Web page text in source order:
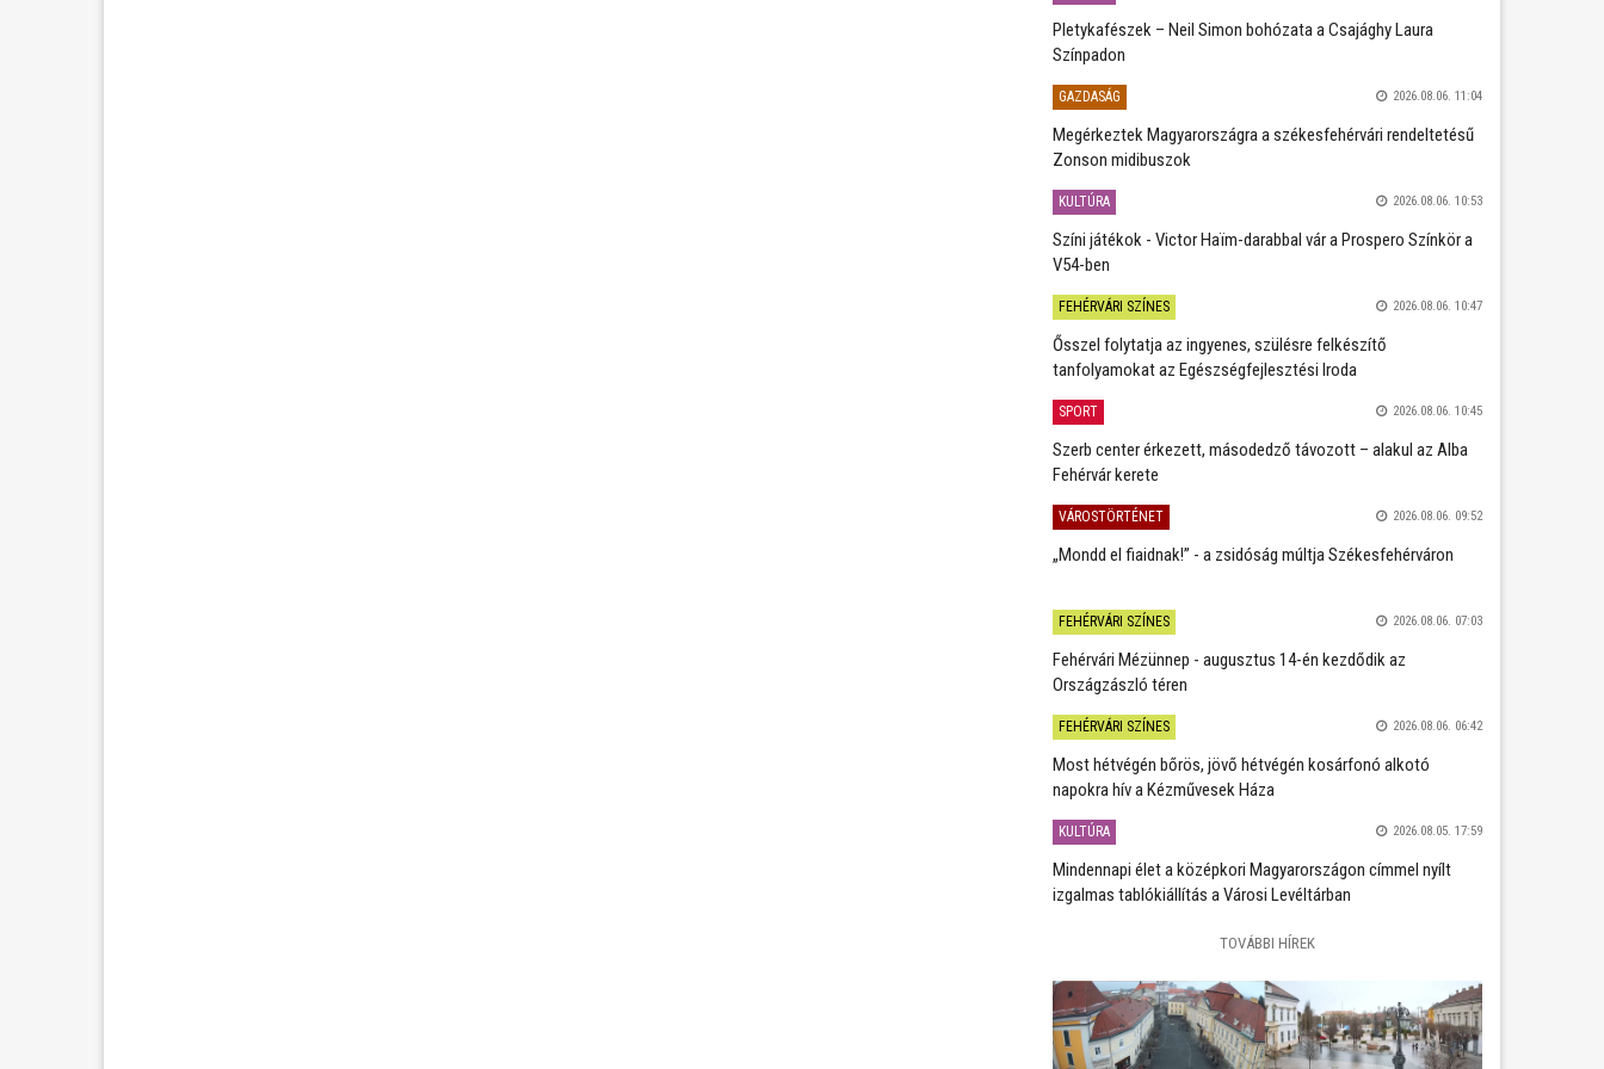
Pletykafészek – Neil Simon bohózata a Csajághy Laura
Színpadon
GAZDASÁG 2026.08.06. 11:04
Megérkeztek Magyarországra a székesfehérvári rendeltetésű
Zonson midibuszok
KULTÚRA 2026.08.06. 10:53
Színi játékok - Victor Haïm-darabbal vár a Prospero Színkör a
V54-ben
FEHÉRVÁRI SZÍNES 2026.08.06. 10:47
Ősszel folytatja az ingyenes, szülésre felkészítő
tanfolyamokat az Egészségfejlesztési Iroda
SPORT 2026.08.06. 10:45
Szerb center érkezett, másodedző távozott – alakul az Alba
Fehérvár kerete
VÁROSTÖRTÉNET 2026.08.06. 09:52
„Mondd el fiaidnak!” - a zsidóság múltja Székesfehérváron
FEHÉRVÁRI SZÍNES 2026.08.06. 07:03
Fehérvári Mézünnep - augusztus 14-én kezdődik az
Országzászló téren
FEHÉRVÁRI SZÍNES 2026.08.06. 06:42
Most hétvégén bőrös, jövő hétvégén kosárfonó alkotó
napokra hív a Kézművesek Háza
KULTÚRA 2026.08.05. 17:59
Mindennapi élet a középkori Magyarországon címmel nyílt
izgalmas tablókiállítás a Városi Levéltárban
TOVÁBBI HÍREK